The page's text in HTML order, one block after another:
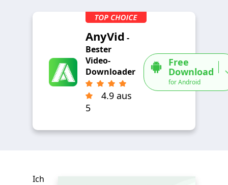
AnyVid -
Bester
Video-
Downloader
4.9 aus
5
Free
Download
for Android
Ich